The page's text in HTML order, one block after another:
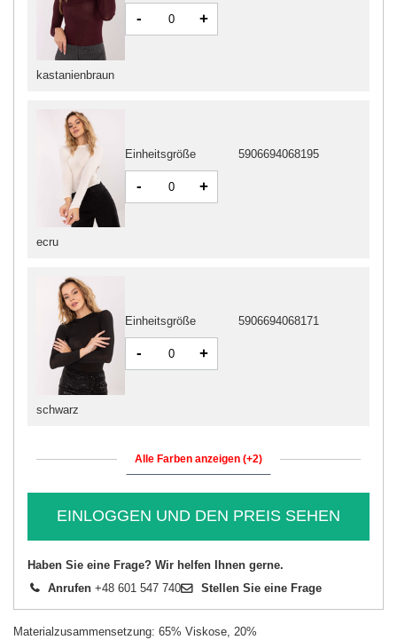
ecru
Einheitsgröße 5906694068195
- +
kastanienbraun
- +
schwarz
Einheitsgröße 5906694068171
- +
Alle Farben anzeigen (+2)
EINLOGGEN UND DEN PREIS SEHEN
Haben Sie eine Frage? Wir helfen Ihnen gerne.
Anrufen +48 601 547 740 Stellen Sie eine Frage
Materialzusammensetzung: 65% Viskose, 20%